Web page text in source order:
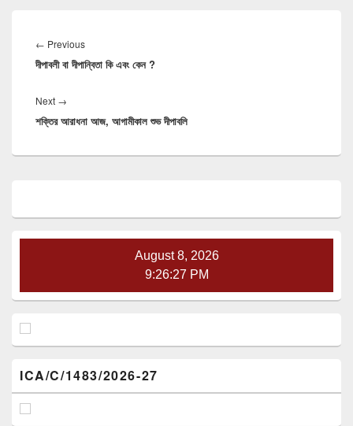
navigation
← PreviousPrevious
post:
দীপাবলী বা দীপান্বিতা কি এবং কেন ?
Next →
post:
শক্তির আরাধনা আজ, আগামীকাল শুভ দীপাবলি
Widget
August 8, 2026
9:26:28 PM
ICA/C/1483/2026-27